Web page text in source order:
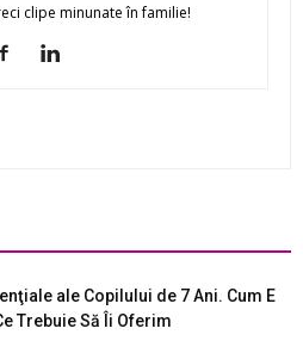
clipe minunate în familie!
ale Copilului de 7 Ani. Cum E
Trebuie Să Îi Oferim